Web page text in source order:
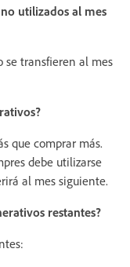
utilizados al mes
se transfieren al mes
que comprar más.
debe utilizarse
al mes siguiente.
restantes?